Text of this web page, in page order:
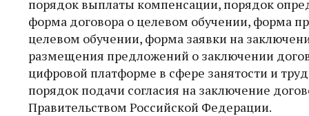
порядок выплаты компенсации, порядок
форма договора о целевом обучении, форма
целевом обучении, форма заявки на
размещения предложений о заключении
цифровой платформе в сфере занятости и
порядок подачи согласия на заключение
Правительством Российской Федерации.